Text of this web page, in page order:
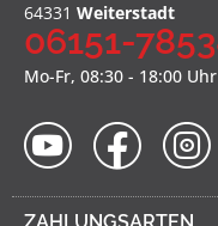
64331 Weiterstadt
06151-
Mo-Fr, 08:30 - 18:00